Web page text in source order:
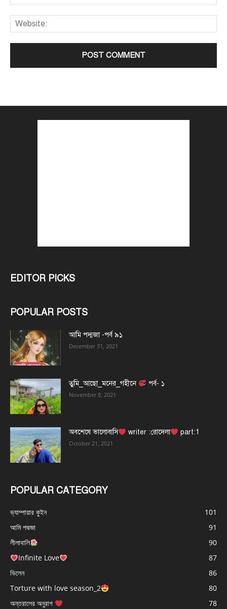
EDITOR PICKS
POPULAR POSTS
আমি পদ্মজা -পর্ব ৯১
December 31, 2021
তুমি_আছো_মনের_গহীনে পর্ব- ১
November 8, 2021
অবশেষে ভালোবাসি writer :রোদেলা part:1
October 21, 2021
POPULAR CATEGORY
ভ্যাম্পায়ার কুইন
101
আমি পদ্মজা
91
লীলাবালি
90
Infinite Love
87
ভিলেন
86
Torture with love season_2
80
অন্তরালের অনুরাগ
78